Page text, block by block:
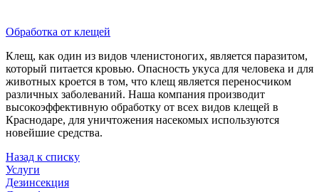
Обработка от клещей
Клещ, как один из видов членистоногих, является паразитом,
который питается кровью. Опасность укуса для человека и для
животных кроется в том, что клещ является переносчиком
различных заболеваний. Наша компания производит
высокоэффективную обработку от всех видов клещей в
Краснодаре, для уничтожения насекомых используются
новейшие средства.
Назад к списку
Услуги
Дезинсекция